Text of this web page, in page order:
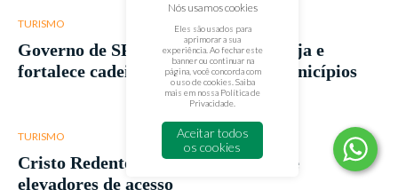
TURISMO
Governo de SP lança Rotas da Cerveja e
fortalece cadeia produtiva em 55 municípios
TURISMO
Cristo Redentor terá novas escadas e
elevadores de acesso
Nós usamos cookies
Eles são usados para
aprimorar a sua
experiência. Ao fechar este
banner ou continuar na
página, você concorda com
o uso de cookies. Saiba
mais em nossa Política de
Privacidade
Aceitar todos
os cookies